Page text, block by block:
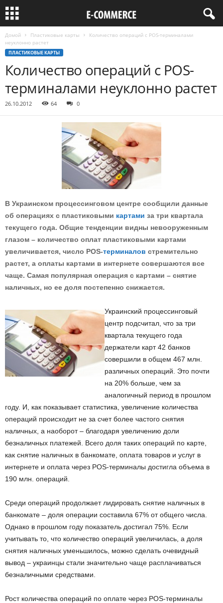
Домой Пластиковые карты
Количество операций с POS-терминалами
неуклонно растет
ПЛАСТИКОВЫЕ КАРТЫ
Количество операций с POS-
терминалами неуклонно растет
26.10.2012 64 0
В Украинском процессинговом центре сообщили данные
об операциях с пластиковыми картами за три квартала
текущего года. Общие тенденции видны невооруженным
глазом – количество оплат пластиковыми картами
увеличивается, число POS-терминалов стремительно
растет, а оплаты картами в интернете совершаются все
чаще. Самая популярная операция с картами – снятие
наличных, но ее доля постепенно снижается.
Украинский процессинговый
центр подсчитал, что за три
квартала текущего года
держатели карт 42 банков
совершили в общем 467 млн.
различных операций. Это почти
на 20% больше, чем за
аналогичный период в прошлом
году. И, как показывает статистика, увеличение количества
операций происходит не за счет более частого снятия
наличных, а наоборот – благодаря увеличению доли
безналичных платежей. Всего доля таких операций по карте,
как снятие наличных в банкомате, оплата товаров и услуг в
интернете и оплата через POS-терминалы достигла объема в
190 млн. операций.
Среди операций продолжает лидировать снятие наличных в
банкомате – доля операции составила 67% от общего числа.
Однако в прошлом году показатель достигал 75%. Если
учитывать то, что количество операций увеличилась, а доля
снятия наличных уменьшилось, можно сделать очевидный
вывод – украинцы стали значительно чаще расплачиваться
безналичными средствами.
Рост количества операций по оплате через POS-терминалы